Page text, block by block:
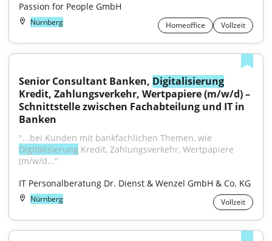
Passion for People GmbH
Nürnberg Homeoffice Vollzeit
Senior Consultant Banken, Digitalisierung
Kredit, Zahlungsverkehr, Wertpapiere (m/w/d) –
Schnittstelle zwischen Fachabteilung und IT in
Banken
Digitalisierung Kredit, Zahlungsverkehr, Wertpapiere
(m/w/d..."
IT Personalberatung Dr. Dienst & Wenzel GmbH & Co. KG
Nürnberg Vollzeit